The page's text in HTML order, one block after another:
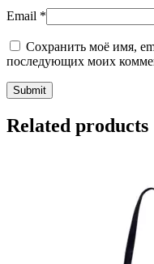
Email *
Сохранить моё имя,
последующих моих
Related products